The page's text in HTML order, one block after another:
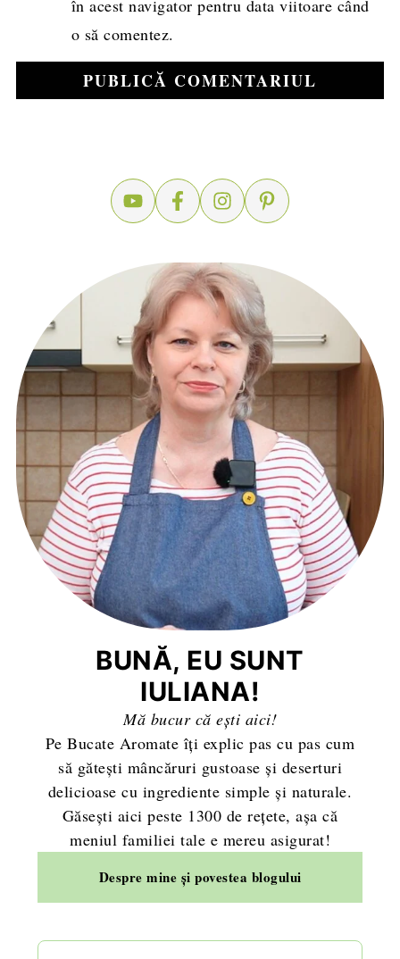
în acest navigator pentru data viitoare când
o să comentez.
BUNĂ, EU SUNT
IULIANA!
Mă bucur că ești aici!
Pe Bucate Aromate îți explic pas cu pas cum
să gătești mâncăruri gustoase și deserturi
delicioase cu ingrediente simple și naturale.
Găsești aici peste 1300 de rețete, așa că
meniul familiei tale e mereu asigurat!
Despre mine și povestea blogului